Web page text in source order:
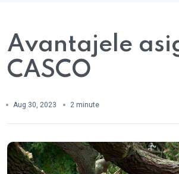
Avantajele
CASCO
Aug 30, 2023 2 minute